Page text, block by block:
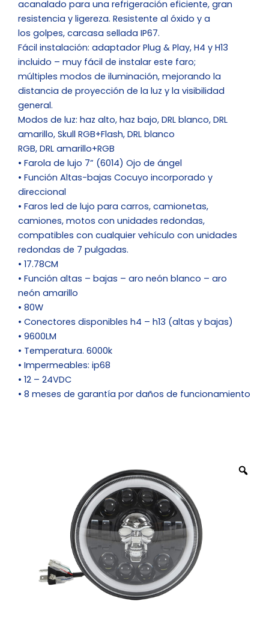
acanalado para una refrigeración eficiente, gran
resistencia y ligereza. Resistente al óxido y a
los golpes, carcasa sellada IP67.
Fácil instalación: adaptador Plug & Play, H4 y H13
incluido – muy fácil de instalar este faro;
múltiples modos de iluminación, mejorando la
distancia de proyección de la luz y la visibilidad
general.
Modos de luz: haz alto, haz bajo, DRL blanco, DRL
amarillo, Skull RGB+Flash, DRL blanco
RGB, DRL amarillo+RGB
• Farola de lujo 7” (6014) Ojo de ángel
• Función Altas-bajas Cocuyo incorporado y
direccional
• Faros led de lujo para carros, camionetas,
camiones, motos con unidades redondas,
compatibles con cualquier vehículo con unidades
redondas de 7 pulgadas.
• 17.78CM
• Función altas – bajas – aro neón blanco – aro
neón amarillo
• 80W
• Conectores disponibles h4 – h13 (altas y bajas)
• 9600LM
• Temperatura. 6000k
• Impermeables: ip68
• 12 – 24VDC
• 8 meses de garantía por daños de funcionamiento